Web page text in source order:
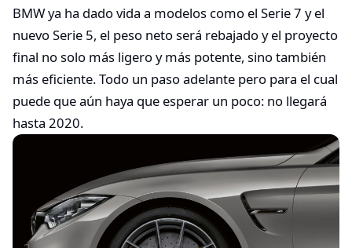
BMW ya ha dado vida a modelos como el Serie 7 y el
nuevo Serie 5, el peso neto será rebajado y el proyecto
final no solo más ligero y más potente, sino también
más eficiente. Todo un paso adelante pero para el cual
puede que aún haya que esperar un poco: no llegará
hasta 2020.